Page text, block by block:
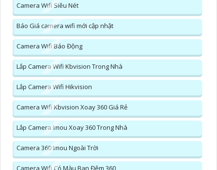
Camera Wifi Siêu Nét
Báo Giá camera wifi mới cập nhật
Camera Wifi Báo Động
Lắp Camera Wifi Kbvision Trong Nhà
Lắp Camera Wifi Hikvision
Camera Wifi Kbvision Xoay 360 Giá Rẻ
Lắp Camera Imou Xoay 360 Trong Nhà
Camera 360 Imou Ngoài Trời
Camera Wifi Có Màu Ban Đêm 360